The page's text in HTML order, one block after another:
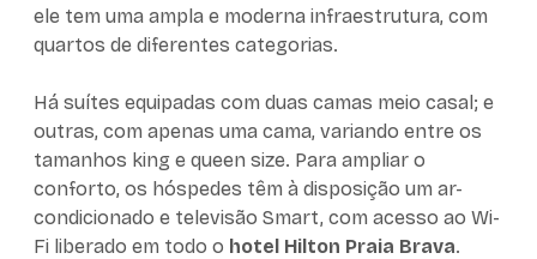
ele tem uma ampla e moderna infraestrutura, com
quartos de diferentes categorias.
Há suítes equipadas com duas camas meio casal; e
outras, com apenas uma cama, variando entre os
tamanhos king e queen size. Para ampliar o
conforto, os hóspedes têm à disposição um ar-
condicionado e televisão Smart, com acesso ao Wi-
Fi liberado em todo o hotel Hilton Praia Brava.